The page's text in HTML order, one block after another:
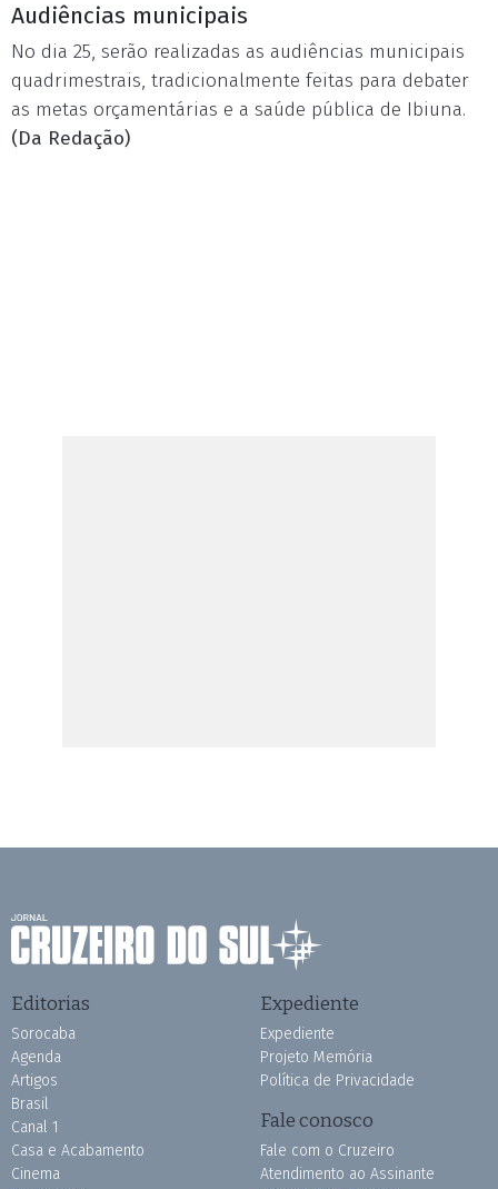
Audiências municipais
No dia 25, serão realizadas as audiências municipais
quadrimestrais, tradicionalmente feitas para debater
as metas orçamentárias e a saúde pública de Ibiuna.
(Da Redação)
Editorias
Sorocaba
Agenda
Artigos
Brasil
Canal 1
Casa e Acabamento
Cinema
Expediente
Expediente
Projeto Memória
Política de Privacidade
Fale conosco
Fale com o Cruzeiro
Atendimento ao Assinante